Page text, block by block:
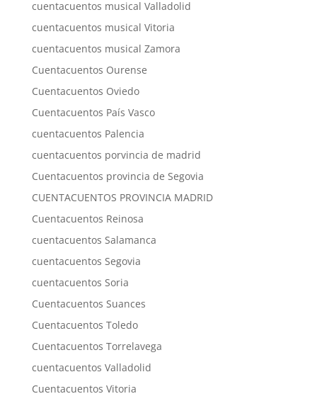
cuentacuentos musical Valladolid
cuentacuentos musical Vitoria
cuentacuentos musical Zamora
Cuentacuentos Ourense
Cuentacuentos Oviedo
Cuentacuentos País Vasco
cuentacuentos Palencia
cuentacuentos porvincia de madrid
Cuentacuentos provincia de Segovia
CUENTACUENTOS PROVINCIA MADRID
Cuentacuentos Reinosa
cuentacuentos Salamanca
cuentacuentos Segovia
cuentacuentos Soria
Cuentacuentos Suances
Cuentacuentos Toledo
Cuentacuentos Torrelavega
cuentacuentos Valladolid
Cuentacuentos Vitoria